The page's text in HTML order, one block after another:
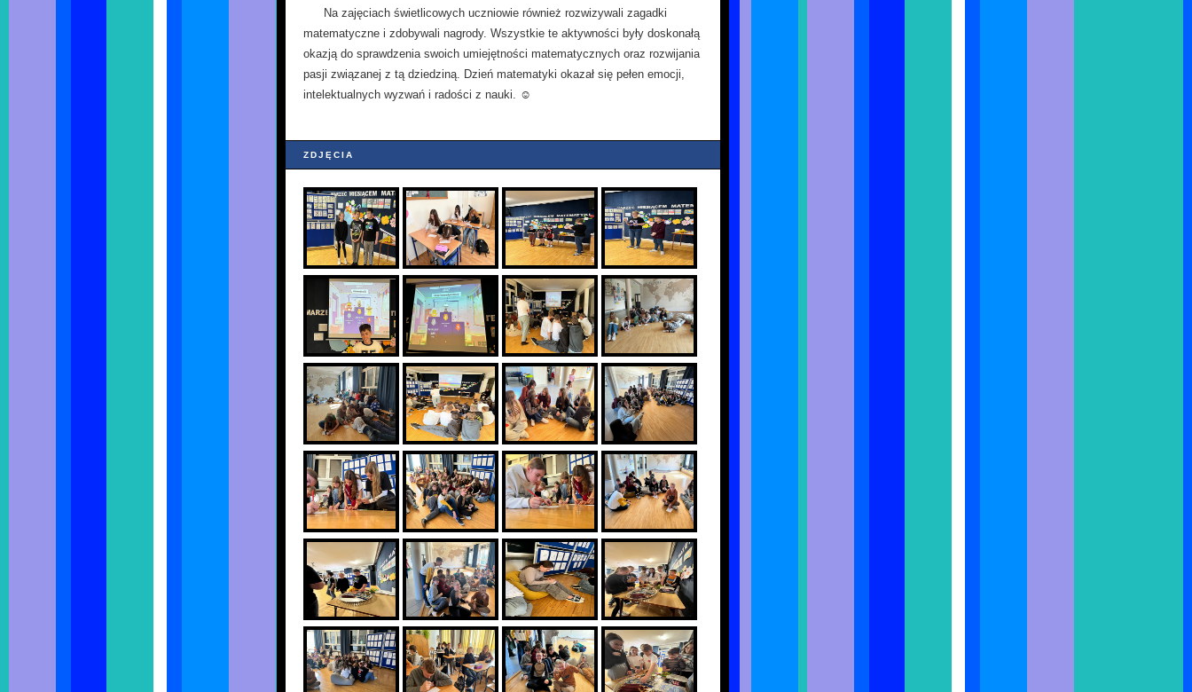
Na zajęciach świetlicowych uczniowie również rozwizywali zagadki
matematyczne i zdobywali nagrody. Wszystkie te aktywności były doskonałą
okazją do sprawdzenia swoich umiejętności matematycznych oraz rozwijania
pasji związanej z tą dziedziną. Dzień matematyki okazał się pełen emocji,
intelektualnych wyzwań i radości z nauki. ☺
ZDJĘCIA